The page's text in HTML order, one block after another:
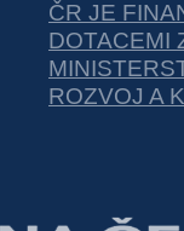
ČR JE
DOTACEMI
ROZVOJ A